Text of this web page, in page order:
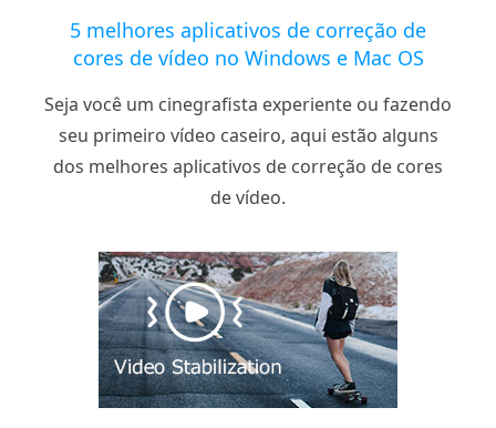
5 melhores aplicativos de correção de
cores de vídeo no Windows e Mac OS
Seja você um cinegrafista experiente ou fazendo
seu primeiro vídeo caseiro, aqui estão alguns
dos melhores aplicativos de correção de cores
de vídeo.